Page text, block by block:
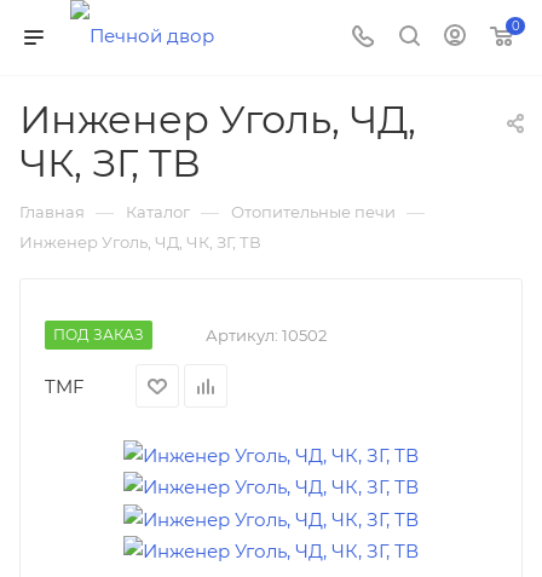
0
Инженер Уголь, ЧД,
ЧК, ЗГ, ТВ
Главная — Каталог — Отопительные печи —
Инженер Уголь, ЧД, ЧК, ЗГ, ТВ
ПОД ЗАКАЗ Артикул: 10502
TMF